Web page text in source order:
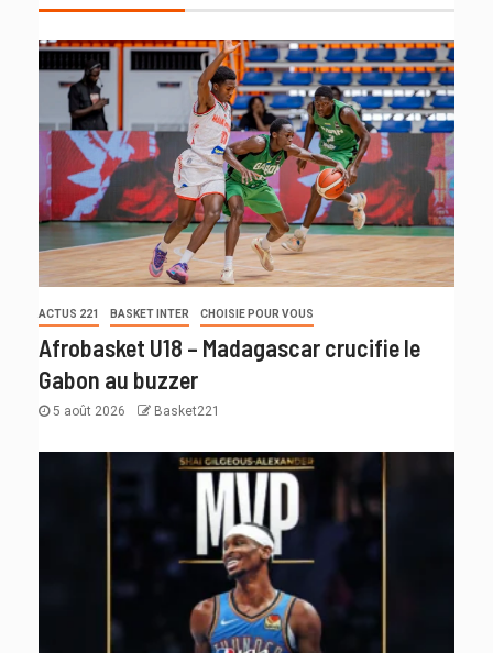
ACTUS 221 BASKET INTER CHOISIE POUR VOUS
Afrobasket U18 – Madagascar crucifie le
Gabon au buzzer
5 août 2026 Basket221